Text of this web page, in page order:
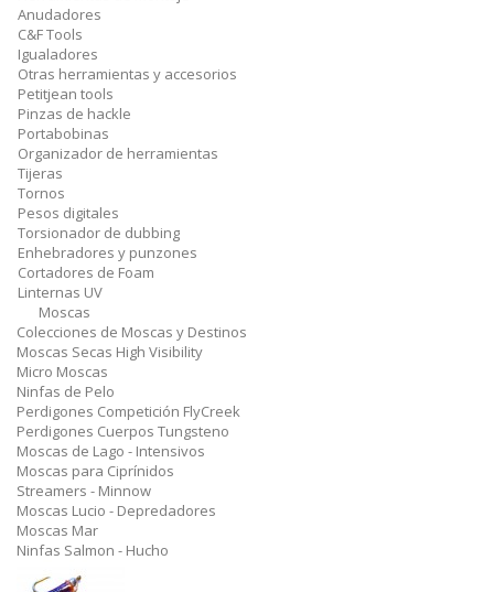
Anudadores
C&F Tools
Igualadores
Otras herramientas y accesorios
Petitjean tools
Pinzas de hackle
Portabobinas
Organizador de herramientas
Tijeras
Tornos
Pesos digitales
Torsionador de dubbing
Enhebradores y punzones
Cortadores de Foam
Linternas UV
Moscas
Colecciones de Moscas y Destinos
Moscas Secas High Visibility
Micro Moscas
Ninfas de Pelo
Perdigones Competición FlyCreek
Perdigones Cuerpos Tungsteno
Moscas de Lago - Intensivos
Moscas para Ciprínidos
Streamers - Minnow
Moscas Lucio - Depredadores
Moscas Mar
Ninfas Salmon - Hucho